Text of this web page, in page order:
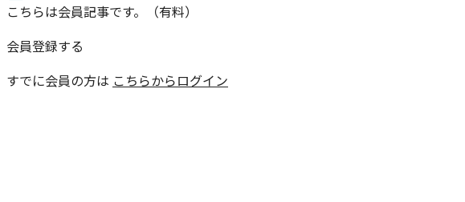
こちらは会員記事です。（有料）
会員登録する
すでに会員の方は こちらからログイン